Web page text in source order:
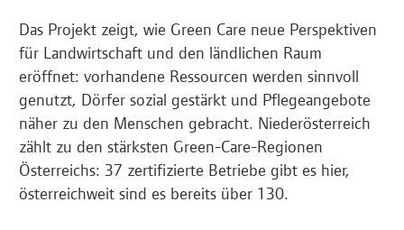
Das Projekt zeigt, wie Green Care neue Perspektiven
für Landwirtschaft und den ländlichen Raum
eröffnet: vorhandene Ressourcen werden sinnvoll
genutzt, Dörfer sozial gestärkt und Pflegeangebote
näher zu den Menschen gebracht. Niederösterreich
zählt zu den stärksten Green-Care-Regionen
Österreichs: 37 zertifizierte Betriebe gibt es hier,
österreichweit sind es bereits über 130.